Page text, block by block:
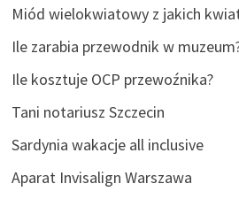
Miód wielokwiatowy z jakich
Ile zarabia przewodnik w
Ile kosztuje OCP przewoźnika?
Tani notariusz Szczecin
Sardynia wakacje all inclusive
Aparat Invisalign Warszawa